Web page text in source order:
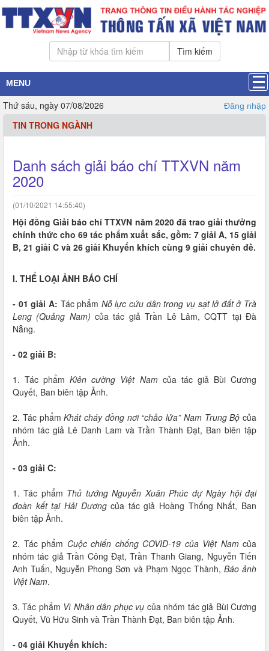
Tìm kiếm
MENU
Thứ sáu, ngày 07/08/2026 Đăng nhập
TIN TRONG NGÀNH
Danh sách giải báo chí TTXVN năm
2020
(01/10/2021 14:55:40)
Hội đồng Giải báo chí TTXVN năm 2020 đã trao giải thưởng
chính thức cho 69 tác phẩm xuất sắc, gồm: 7 giải A, 15 giải
B, 21 giải C và 26 giải Khuyến khích cùng 9 giải chuyên đề.
I. THỂ LOẠI ẢNH BÁO CHÍ
- 01 giải A: Tác phẩm Nỗ lực cứu dân trong vụ sạt lở đất ở Trà
Leng (Quảng Nam)của tác giả Trần Lê Lâm, CQTT tại Đà
Nẵng.
- 02 giải B:
1. Tác phẩmKiên cường Việt Namcủa tác giả Bùi Cương
Quyết, Ban biên tập Ảnh.
2. Tác phẩmKhát cháy đồng nơi “chảo lửa” Nam Trung Bộ của
nhóm tác giả Lê Danh Lam và Trần Thành Đạt, Ban biên tập
Ảnh.
- 03 giải C:
1. Tác phẩm Thủ tướng Nguyễn Xuân Phúc dự Ngày hội đại
đoàn kết tại Hải Dươngcủa tác giả Hoàng Thống Nhất, Ban
biên tập Ảnh.
2. Tác phẩm Cuộc chiến chống COVID-19 của Việt Namcủa
nhóm tác giả Trần Công Đạt, Trần Thanh Giang, Nguyễn Tiến
Anh Tuấn, Nguyễn Phong Sơn và Phạm Ngọc Thành, Báo ảnh
Việt Nam.
3. Tác phẩm Vì Nhân dân phục vụ của nhóm tác giả Bùi Cương
Quyết, Vũ Hữu Sinh và Trần Thành Đạt, Ban biên tập Ảnh.
- 04 giải Khuyến khích: